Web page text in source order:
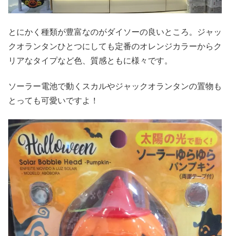
とにかく種類が豊富なのがダイソーの良いところ。ジャッ
クオランタンひとつにしても定番のオレンジカラーからク
リアなタイプなど色、質感ともに様々です。
ソーラー電池で動くスカルやジャックオランタンの置物も
とっても可愛いですよ！